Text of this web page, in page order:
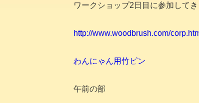
ワークショップ2日目に参加してき
http://www.woodbrush.com/
わんにゃん用竹ピン
午前の部